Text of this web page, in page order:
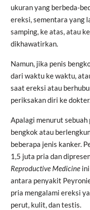
ukuran yang berbeda-
ereksi, sementara yang
samping, ke atas, atau
dikhawatirkan.
Namun, jika penis
dari waktu ke waktu,
saat ereksi atau
periksakan diri ke
Apalagi menurut
bengkok atau
beberapa jenis kanker.
1,5 juta pria dan
Reproductive Medicineini
antara penyakit
pria mengalami ereksi
perut, kulit, dan testis.